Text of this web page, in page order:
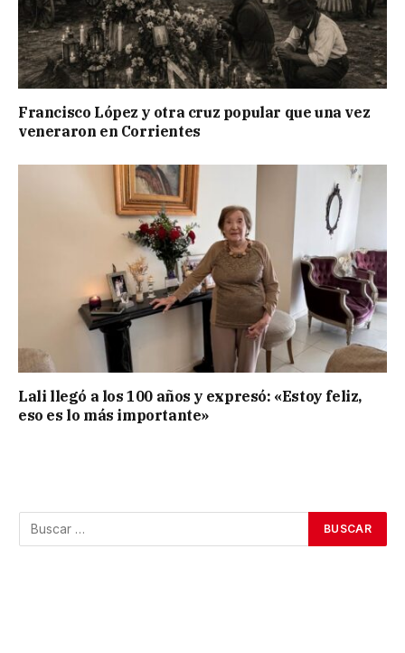
Francisco López y otra cruz popular que una vez
veneraron en Corrientes
Lali llegó a los 100 años y expresó: «Estoy feliz,
eso es lo más importante»